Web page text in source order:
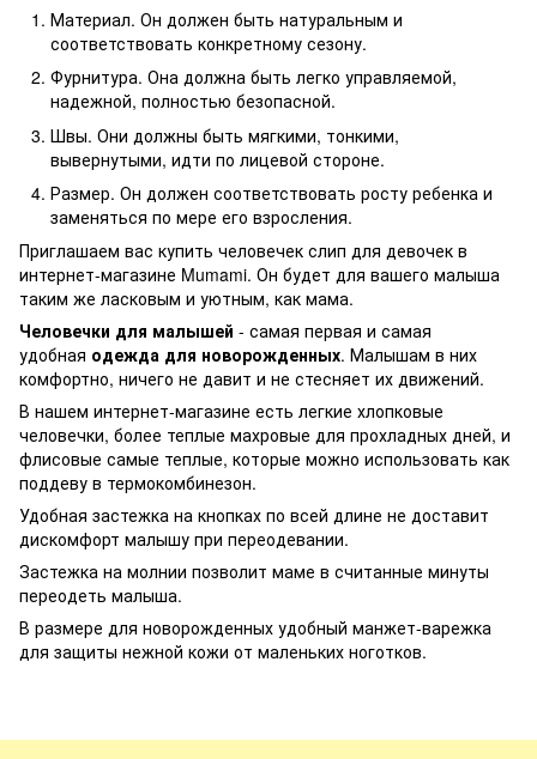
Материал. Он должен быть натуральным и
соответствовать конкретному сезону.
Фурнитура. Она должна быть легко управляемой,
надежной, полностью безопасной.
Швы. Они должны быть мягкими, тонкими,
вывернутыми, идти по лицевой стороне.
Размер. Он должен соответствовать росту ребенка и
заменяться по мере его взросления.
Приглашаем вас купить человечек слип для девочек в
интернет-магазине Mumami. Он будет для вашего малыша
таким же ласковым и уютным, как мама.
Человечки для малышей - самая первая и самая
удобная одежда для новорожденных. Малышам в них
комфортно, ничего не давит и не стесняет их движений.
В нашем интернет-магазине есть легкие хлопковые
человечки, более теплые махровые для прохладных дней, и
флисовые самые теплые, которые можно использовать как
поддеву в термокомбинезон.
Удобная застежка на кнопках по всей длине не доставит
дискомфорт малышу при переодевании.
Застежка на молнии позволит маме в считанные минуты
переодеть малыша.
В размере для новорожденных удобный манжет-варежка
для защиты нежной кожи от маленьких ноготков.